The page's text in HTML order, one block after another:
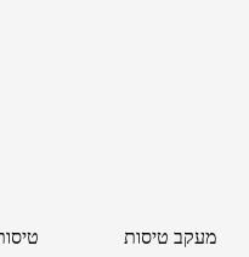
מעקב טיסות